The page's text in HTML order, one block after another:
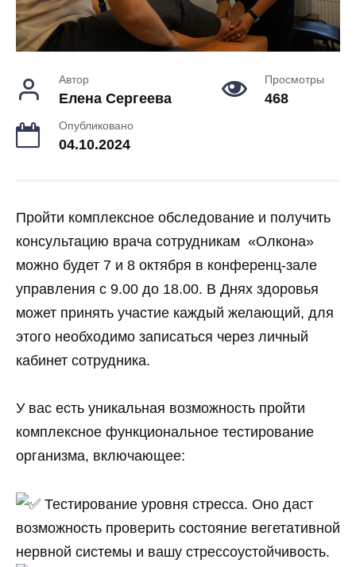
Автор
Елена Сергеева
Просмотры
468
Опубликовано
04.10.2024
Пройти комплексное обследование и получить
консультацию врача сотрудникам «Олкона»
можно будет 7 и 8 октября в конференц-зале
управления с 9.00 до 18.00. В Днях здоровья
может принять участие каждый желающий, для
этого необходимо записаться через личный
кабинет сотрудника.
У вас есть уникальная возможность пройти
комплексное функциональное тестирование
организма, включающее:
Тестирование уровня стресса. Оно даст
возможность проверить состояние вегетативной
нервной системы и вашу стрессоустойчивость.